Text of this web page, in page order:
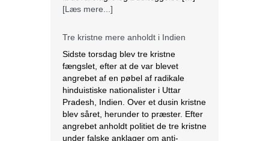
[Læs mere...]
Tre kristne mere anholdt i Indien
Sidste torsdag blev tre kristne
fængslet, efter at de var blevet
angrebet af en pøbel af radikale
hinduistiske nationalister i Uttar
Pradesh, Indien. Over et dusin kristne
blev såret, herunder to præster. Efter
angrebet anholdt politiet de tre kristne
under falske anklager om anti-